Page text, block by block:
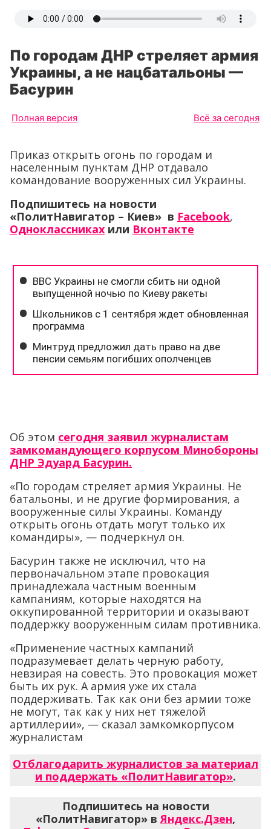
По городам ДНР стреляет армия
Украины, а не нацбатальоны —
Басурин
Полная версия Всё за сегодня
Приказ открыть огонь по городам и
населенным пунктам ДНР отдавало
командование вооруженных сил Украины.
Подпишитесь на новости
«ПолитНавигатор – Киев» в Facebook,
Одноклассниках или Вконтакте
Об этом сегодня заявил журналистам
замкомандующего корпусом Минобороны
ДНР Эдуард Басурин.
«По городам стреляет армия Украины. Не
батальоны, и не другие формирования, а
вооруженные силы Украины. Команду
открыть огонь отдать могут только их
командиры», — подчеркнул он.
Басурин также не исключил, что на
первоначальном этапе провокация
принадлежала частным военным
кампаниям, которые находятся на
оккупированной территории и оказывают
поддержку вооруженным силам противника.
«Применение частных кампаний
подразумевает делать черную работу,
невзирая на совесть. Это провокация может
быть их рук. А армия уже их стала
поддерживать. Так как они без армии тоже
не могут, так как у них нет тяжелой
артиллерии», — сказал замкомкорпусом
журналистам
Отблагодарить журналистов за материал
и поддержать «ПолитНавигатор».
Подпишитесь на новости
«ПолитНавигатор» вЯндекс.Дзен,